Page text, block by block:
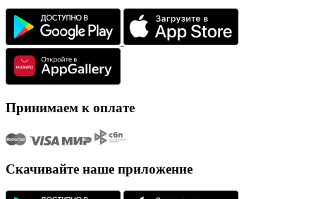
Принимаем к оплате
Скачивайте наше приложение